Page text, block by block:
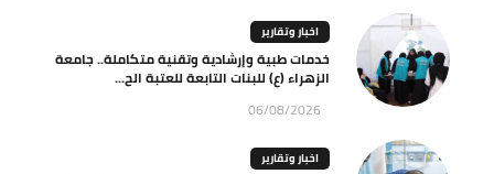
اخبار وتقارير
خدمات طبية وإرشادية وتقنية متكاملة.. جامعة
الزهراء (ع) للبنات التابعة للعتبة الح...
06/08/2026
اخبار وتقارير